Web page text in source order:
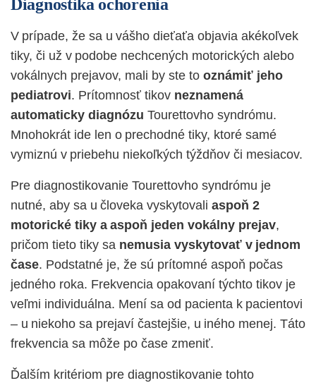
Diagnostika ochorenia
V prípade, že sa u vášho dieťaťa objavia akékoľvek
tiky, či už v podobe nechcených motorických alebo
vokálnych prejavov, mali by ste to oznámiť jeho
pediatrovi. Prítomnosť tikov neznamená
automaticky diagnózu Tourettovho syndrómu.
Mnohokrát ide len o prechodné tiky, ktoré samé
vymiznú v priebehu niekoľkých týždňov či mesiacov.
Pre diagnostikovanie Tourettovho syndrómu je
nutné, aby sa u človeka vyskytovali aspoň 2
motorické tiky a aspoň jeden vokálny prejav,
pričom tieto tiky sa nemusia vyskytovať v jednom
čase. Podstatné je, že sú prítomné aspoň počas
jedného roka. Frekvencia opakovaní týchto tikov je
veľmi individuálna. Mení sa od pacienta k pacientovi
– u niekoho sa prejaví častejšie, u iného menej. Táto
frekvencia sa môže po čase zmeniť.
Ďalším kritériom pre diagnostikovanie tohto